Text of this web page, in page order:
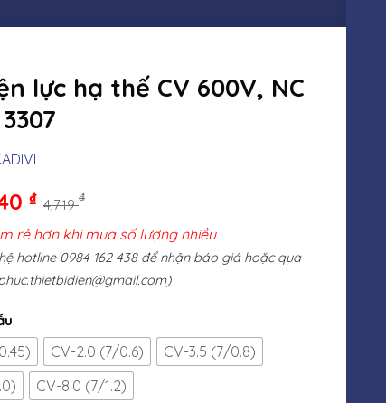
lực hạ thế CV 600V, NC
4,719₫
₫
rẻ hơn khi mua số lượng nhiều
hotline 0984 162 438 để nhận báo giá hoặc qua
)
CV-2.0 (7/0.6)
CV-3.5 (7/0.8)
CV-8.0 (7/1.2)